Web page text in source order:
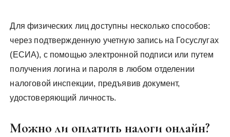
Для физических лиц доступны несколько способов:
через подтвержденную учетную запись на Госуслугах
(ЕСИА), с помощью электронной подписи или путем
получения логина и пароля в любом отделении
налоговой инспекции, предъявив документ,
удостоверяющий личность.
Можно ли оплатить налоги онлайн?